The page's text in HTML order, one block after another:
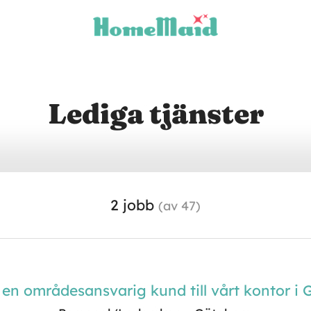
Lediga tjänster
2 jobb (av 47)
områdesansvarig kund till vårt kontor i